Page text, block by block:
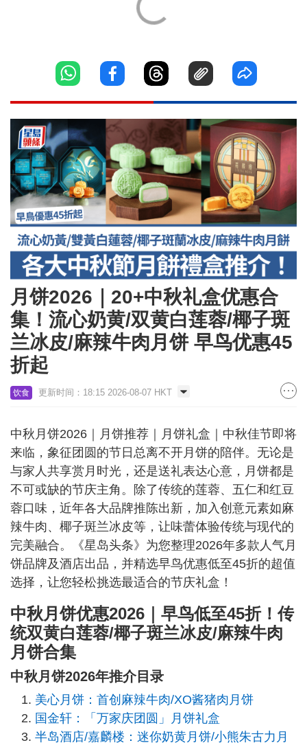
月饼2026｜20+中秋礼盒优惠合
集！流心奶黄/双黄白莲蓉/椰子斑
兰冰皮/麻辣牛肉月饼 早鸟优惠45
折起
饮食 更新时间：18:15 2026-08-07 HKT
中秋月饼2026｜月饼推荐｜月饼礼盒｜中秋佳节即将
来临，象征团圆的节日总离不开月饼的陪伴。无论是
与家人共享赏月时光，还是送礼表达心意，月饼都是
不可或缺的节庆主角。除了传统的莲蓉、五仁和红豆
蓉口味，近年各大品牌推陈出新，加入创意元素如麻
辣牛肉、椰子斑兰冰皮等，让味蕾体验传统与现代的
完美融合。《星岛头条》为您整理2026年多款人气月
饼品牌及酒店出品，并精选早鸟优惠低至45折的超值
选择，让您轻松挑选最适合的节庆礼盒！
中秋月饼优惠2026｜早鸟低至45折！传
统双黄白莲蓉/椰子斑兰冰皮/麻辣牛肉
月饼合集
中秋月饼2026年推介目录
美心月饼：首创麻辣牛肉/XO酱猪肉月饼
国金轩：「万家庆团圆」月饼礼盒
半岛酒店/嘉麟楼：迷你奶黄月饼/小熊朱古力月